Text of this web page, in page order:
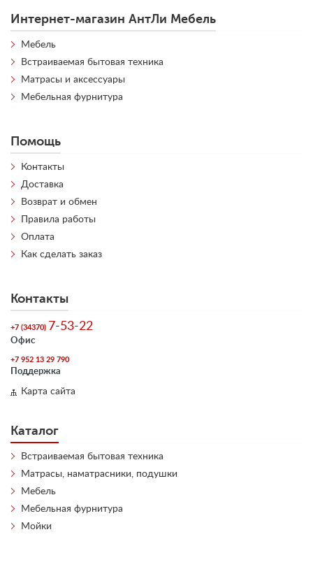
Интернет-магазин АнтЛи Мебель
Мебель
Встраиваемая бытовая техника
Матрасы и аксессуары
Мебельная фурнитура
Помощь
Контакты
Доставка
Возврат и обмен
Правила работы
Оплата
Как сделать заказ
Контакты
+7 (34370) 7-53-22
Офис
+7 952 13 29 790
Поддержка
Карта сайта
Каталог
Встраиваемая бытовая техника
Матрасы, наматрасники, подушки
Мебель
Мебельная фурнитура
Мойки